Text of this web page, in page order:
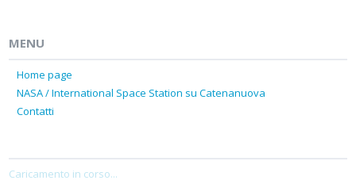
MENU
Home page
NASA / International Space Station su Catenanuova
Contatti
Caricamento in corso...